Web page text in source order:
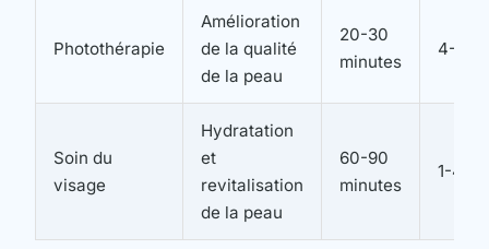
Photothérapie
Amélioration
de la qualité
de la peau
20-30
minutes
4-6
Soin du
visage
Hydratation
et
revitalisation
de la peau
60-90
minutes
1-4